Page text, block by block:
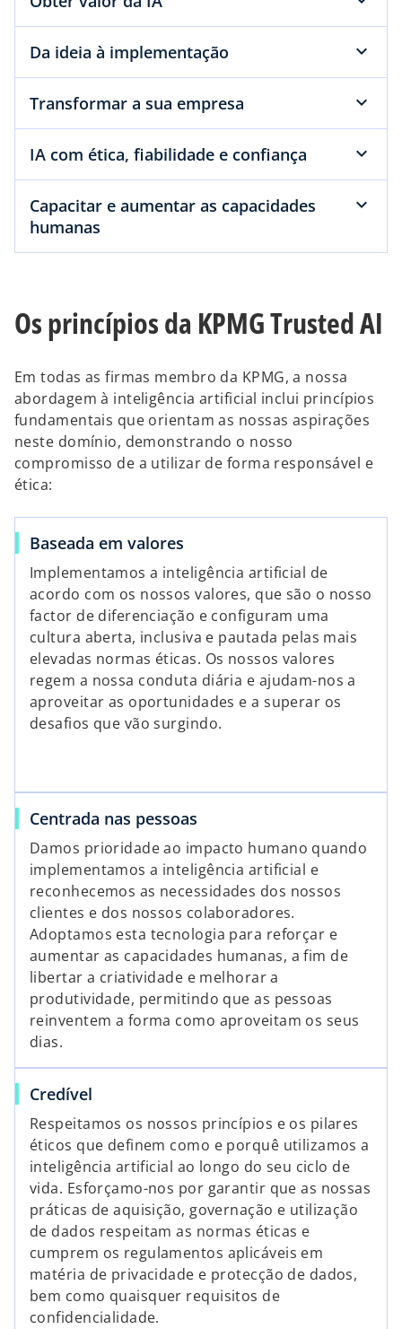
Da ideia à implementação
Transformar a sua empresa
IA com ética, fiabilidade e confiança
Capacitar e aumentar as capacidades
humanas
Os princípios da KPMG Trusted AI
Em todas as firmas membro da KPMG, a nossa
abordagem à inteligência artificial inclui princípios
fundamentais que orientam as nossas aspirações
neste domínio, demonstrando o nosso
compromisso de a utilizar de forma responsável e
ética:
Baseada em valores
Implementamos a inteligência artificial de
acordo com os nossos valores, que são o nosso
factor de diferenciação e configuram uma
cultura aberta, inclusiva e pautada pelas mais
elevadas normas éticas. Os nossos valores
regem a nossa conduta diária e ajudam-nos a
aproveitar as oportunidades e a superar os
desafios que vão surgindo.
Centrada nas pessoas
Damos prioridade ao impacto humano quando
implementamos a inteligência artificial e
reconhecemos as necessidades dos nossos
clientes e dos nossos colaboradores.
Adoptamos esta tecnologia para reforçar e
aumentar as capacidades humanas, a fim de
libertar a criatividade e melhorar a
produtividade, permitindo que as pessoas
reinventem a forma como aproveitam os seus
dias.
Credível
Respeitamos os nossos princípios e os pilares
éticos que definem como e porquê utilizamos a
inteligência artificial ao longo do seu ciclo de
vida. Esforçamo-nos por garantir que as nossas
práticas de aquisição, governação e utilização
de dados respeitam as normas éticas e
cumprem os regulamentos aplicáveis em
matéria de privacidade e protecção de dados,
bem como quaisquer requisitos de
confidencialidade.